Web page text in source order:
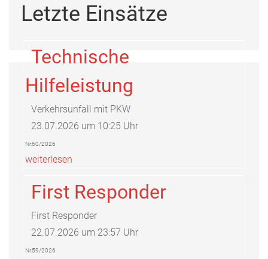
Letzte Einsätze
Technische
Hilfeleistung
Verkehrsunfall mit PKW
23.07.2026 um 10:25 Uhr
Nr.60/2026
weiterlesen
First Responder
First Responder
22.07.2026 um 23:57 Uhr
Nr.59/2026